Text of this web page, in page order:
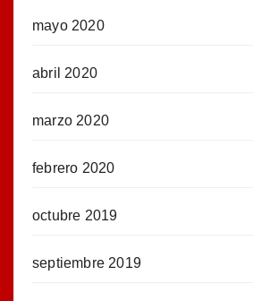
mayo 2020
abril 2020
marzo 2020
febrero 2020
octubre 2019
septiembre 2019